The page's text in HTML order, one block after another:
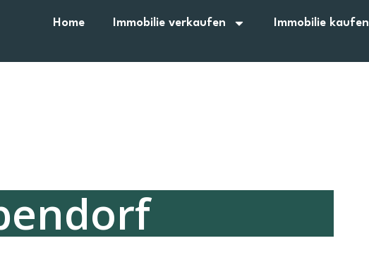
Home Immobilie verkaufen Immobilie kaufen